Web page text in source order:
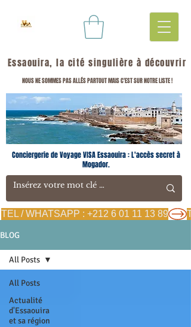
Essaouira, la cité singulière à découvrir
NOUS NE SOMMES PAS ALLÉS PARTOUT MAIS C'EST SUR NOTRE LISTE !
TEL / WHATSAPP : +212 6 01 11 13 89
Conciergerie de Voyage VISA Essaouira : L'accès secret à
Mogador.
BLOG
All Posts
Actualité
d'Essaouira
et sa région
All Posts